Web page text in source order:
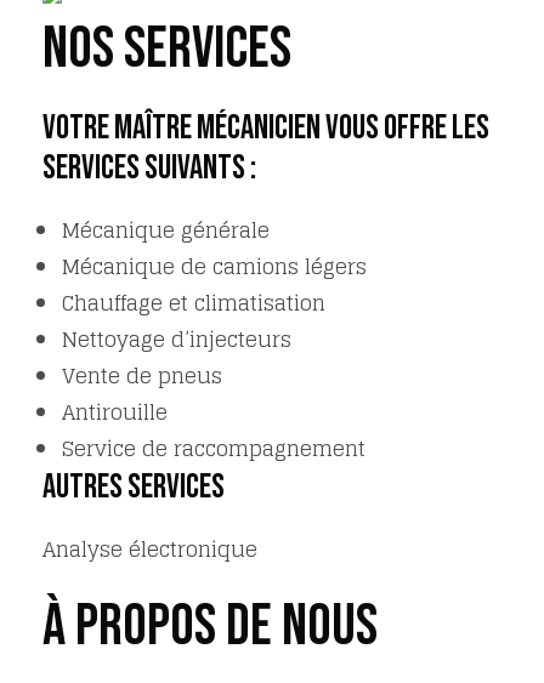
Nos services
VOTRE MAÎTRE MÉCANICIEN VOUS OFFRE LES
SERVICES SUIVANTS :
Mécanique générale
Mécanique de camions légers
Chauffage et climatisation
Nettoyage d’injecteurs
Vente de pneus
Antirouille
Service de raccompagnement
Autres services
Analyse électronique
À propos de nous